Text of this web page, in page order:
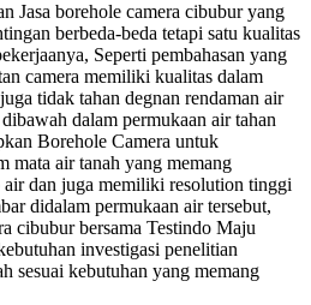
Jasa borehole camera cibubur yang
berbeda-beda tetapi satu kualitas
Seperti pembahasan yang
camera memiliki kualitas dalam
tidak tahan degnan rendaman air
dalam permukaan air tahan
Borehole Camera untuk
mata air tanah yang memang
dan juga memiliki resolution tinggi
didalam permukaan air tersebut,
cibubur bersama Testindo Maju
investigasi penelitian
sesuai kebutuhan yang memang